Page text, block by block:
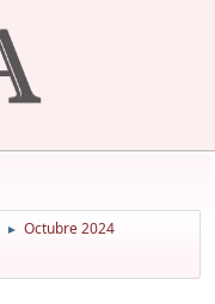
► Octubre 2024